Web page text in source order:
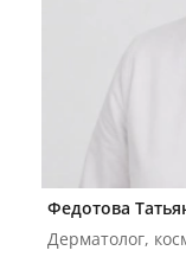
Федотова
Дерматолог,